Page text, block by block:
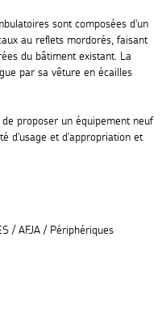
sont composées d'un
au reflets mordorés, faisant
du bâtiment existant. La
par sa vêture en écailles
proposer un équipement neuf
d'usage et d'appropriation et
/ AFJA / Périphériques